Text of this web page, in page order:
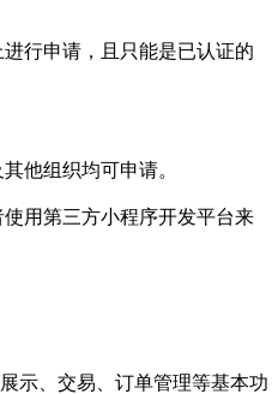
行申请，且只能是已认证的
他组织均可申请。
用第三方小程序开发平台来
示、交易、订单管理等基本功